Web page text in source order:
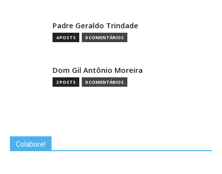
Padre Geraldo Trindade
4 POSTS 0 COMENTÁRIOS
Dom Gil Antônio Moreira
2 POSTS 0 COMENTÁRIOS
Colabore!